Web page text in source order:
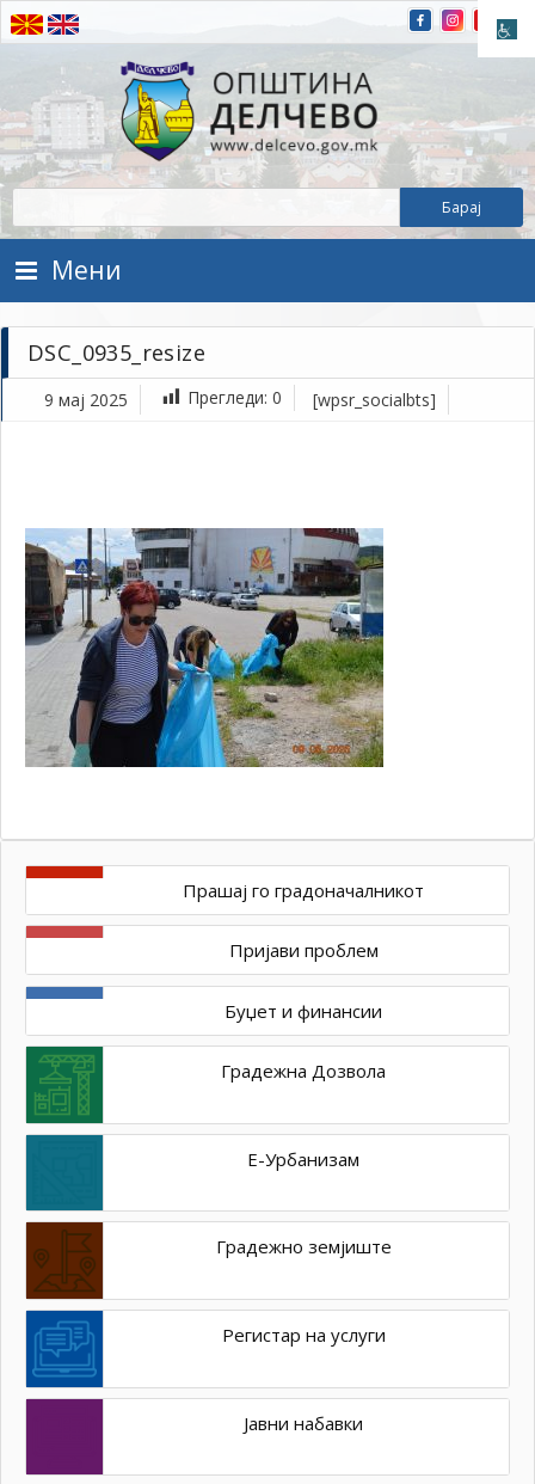
Прескокнете на содржината
Општина Делчево
Општина Делчево
Мени
DSC_0935_resize
9 мај 2025 Прегледи: 0 [wpsr_socialbts]
Прашај го градоначалникот
Пријави проблем
Буџет и финансии
Градежна Дозвола
Е-Урбанизам
Градежно земјиште
Регистар на услуги
Јавни набавки